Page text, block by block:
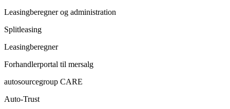
Leasingberegner og administration
Splitleasing
Leasingberegner
Forhandlerportal til mersalg
autosourcegroup CARE
Auto-Trust